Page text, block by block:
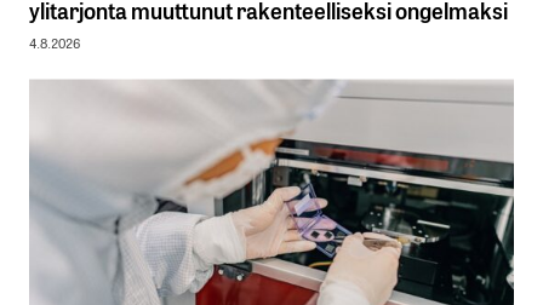
ylitarjonta muuttunut rakenteelliseksi ongelmaksi
4.8.2026